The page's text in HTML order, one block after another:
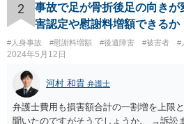
になるとよいと思います。
2
事故で足が骨折後足の向き
害認定や慰謝料増額できるか
#人身事故 #慰謝料増額 #後遺障害 #被害者 #
2024年5月12日
河村 和貴 弁護士
弁護士費用も損害額合計の一割増を上限
聞いたのですがそうでしょうか。 →訴訟